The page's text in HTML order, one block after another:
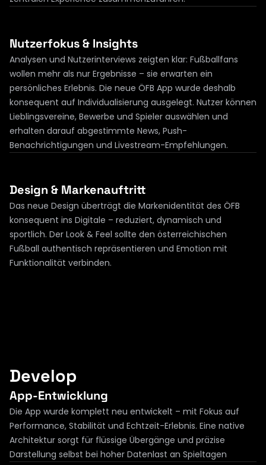
Nutzerfokus & Insights
Analysen und Nutzerinterviews zeigten klar: Fußballfans
wollen mehr als nur Ergebnisse – sie erwarten ein
persönliches Erlebnis. Die neue ÖFB App wurde deshalb
konsequent auf Individualisierung ausgelegt. Nutzer können
Lieblingsvereine, Bewerbe und Spieler auswählen und
erhalten darauf abgestimmte News, Push-
Benachrichtigungen und Livestream-Empfehlungen.
Design & Markenauftritt
Das neue Design überträgt die Markenidentität des ÖFB
konsequent ins Digitale – reduziert, dynamisch und
sportlich. Der Look & Feel sollte den österreichischen
Fußball authentisch repräsentieren und Emotion mit
Funktionalität verbinden.
Develop
App-Entwicklung
Die App wurde komplett neu entwickelt – mit Fokus auf
Performance, Stabilität und Echtzeit-Erlebnis. Eine native
Architektur sorgt für flüssige Übergänge und präzise
Darstellung selbst bei hoher Datenlast an Spieltagen